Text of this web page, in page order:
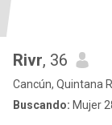
Rivr, 36
Cancún, Quintana
Buscando: Mujer